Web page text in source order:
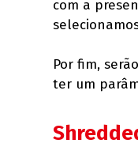
com a
Por fim,
ter um